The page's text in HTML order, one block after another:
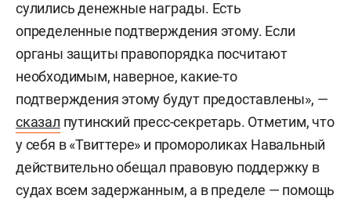
сулились денежные награды. Есть
определенные подтверждения этому. Если
органы защиты правопорядка посчитают
необходимым, наверное, какие-то
подтверждения этому будут предоставлены», —
сказал путинский пресс-секретарь. Отметим, что
у себя в «Твиттере» и промороликах Навальный
действительно обещал правовую поддержку в
судах всем задержанным, а в пределе — помощь